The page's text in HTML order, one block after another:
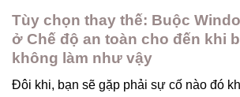
Tùy chọn thay thế: Buộc
ở Chế độ an toàn cho đến khi
không làm như vậy
Đôi khi, bạn sẽ gặp phải sự cố nào đó